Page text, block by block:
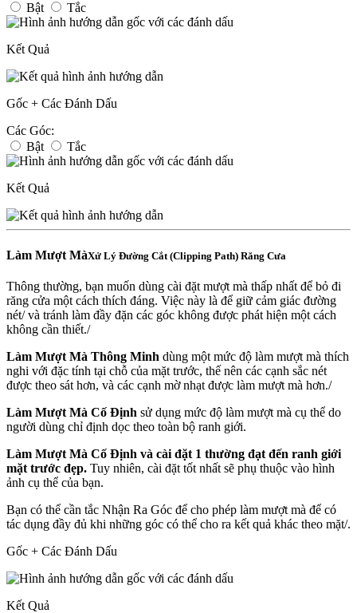
Bật
Tắc
Kết Quả
Gốc + Các Đánh Dấu
Các Góc:
Bật
Tắc
Kết Quả
Làm Mượt MàXử Lý Đường Cắt (Clipping Path) Răng Cưa
Thông thường, bạn muốn dùng cài đặt mượt mà thấp nhất để bỏ đi
răng cửa một cách thích đáng. Việc này là để giữ cảm giác đường
nét/ và tránh làm đầy đặn các góc không được phát hiện một cách
không cần thiết./
Làm Mượt Mà Thông Minh dùng một mức độ làm mượt mà thích
nghi với đặc tính tại chỗ của mặt trước, thế nên các cạnh sắc nét
được theo sát hơn, và các cạnh mờ nhạt được làm mượt mà hơn./
Làm Mượt Mà Cố Định sử dụng mức độ làm mượt mà cụ thể do
người dùng chỉ định dọc theo toàn bộ ranh giới.
Làm Mượt Mà Cố Định và cài đặt 1 thường đạt đến ranh giới
mặt trước đẹp. Tuy nhiên, cài đặt tốt nhất sẽ phụ thuộc vào hình
ảnh cụ thể của bạn.
Bạn có thể cần tắc Nhận Ra Góc để cho phép làm mượt mà để có
tác dụng đầy đủ khi những góc có thể cho ra kết quả khác theo mặt/.
Gốc + Các Đánh Dấu
Kết Quả